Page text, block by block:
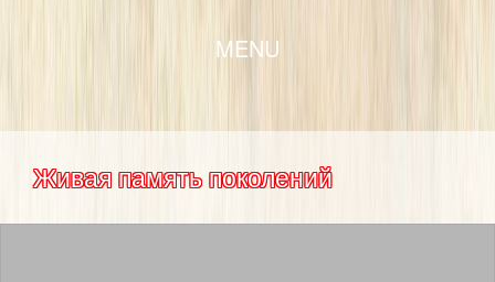
MENU
Живая память поколений